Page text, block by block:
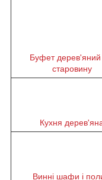
Буфет дерев'яний
старовину
Кухня
Винні шафи і